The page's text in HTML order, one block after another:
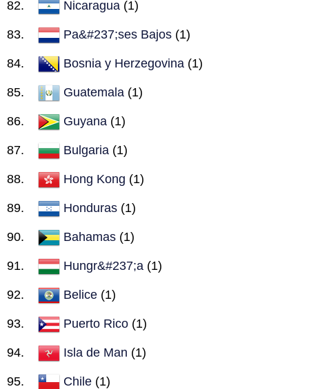
Nicaragua (1)
Pa&#237;ses Bajos (1)
Bosnia y Herzegovina (1)
Guatemala (1)
Guyana (1)
Bulgaria (1)
Hong Kong (1)
Honduras (1)
Bahamas (1)
Hungr&#237;a (1)
Belice (1)
Puerto Rico (1)
Isla de Man (1)
Chile (1)